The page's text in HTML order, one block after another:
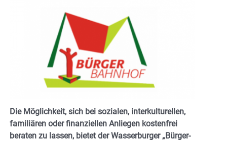
Die Möglichkeit, sich bei sozialen, interkulturellen,
familiären oder finanziellen Anliegen kostenfrei
beraten zu lassen, bietet der Wasserburger „Bürger-